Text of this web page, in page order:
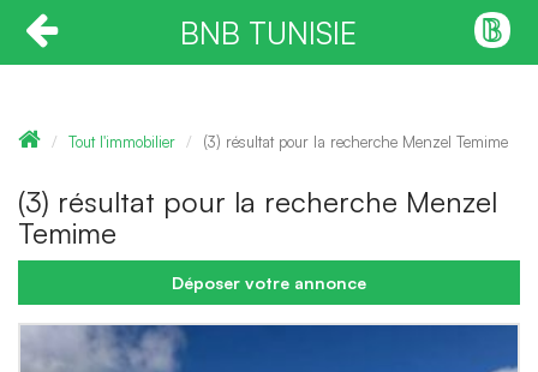
BNB TUNISIE
Tout l'immobilier (3) résultat pour la recherche Menzel Temime
(3) résultat pour la recherche Menzel
Temime
Déposer votre annonce